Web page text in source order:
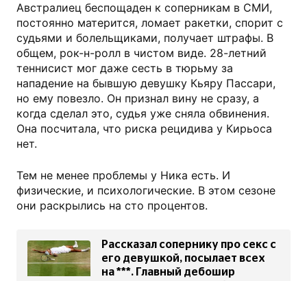
Австралиец беспощаден к соперникам в СМИ,
постоянно матерится, ломает ракетки, спорит с
судьями и болельщиками, получает штрафы. В
общем, рок-н-ролл в чистом виде. 28-летний
теннисист мог даже сесть в тюрьму за
нападение на бывшую девушку Кьяру Пассари,
но ему повезло. Он признал вину не сразу, а
когда сделал это, судья уже сняла обвинения.
Она посчитала, что риска рецидива у Кирьоса
нет.
Тем не менее проблемы у Ника есть. И
физические, и психологические. В этом сезоне
они раскрылись на сто процентов.
Рассказал сопернику про секс с
его девушкой, посылает всех
на ***. Главный дебошир